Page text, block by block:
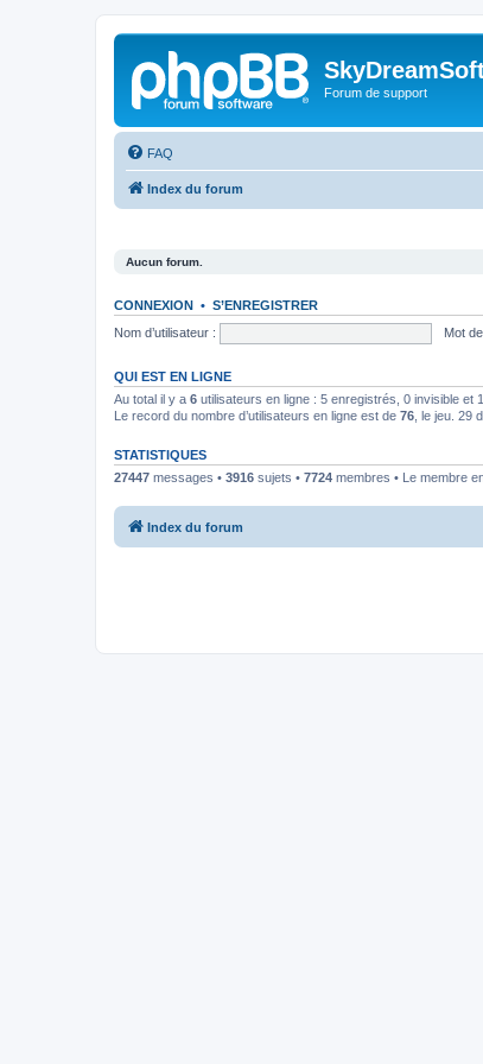
Forum de support
FAQ
Index du forum
Aucun forum.
CONNEXION • S’ENREGISTRER
Nom d’utilisateur :
Mot
QUI EST EN LIGNE
Au total il y a 6 utilisateurs en ligne : 5 enregistrés, 0 invisible et
Le record du nombre d’utilisateurs en ligne est de 76 , le jeu. 29
STATISTIQUES
27447 messages • 3916 sujets • 7724 membres • Le membre
Index du forum